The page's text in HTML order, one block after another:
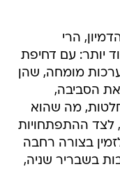
הרי
יותר: עם דחיפת
מומחה, שהן
הסביבה,
מה שהוא
לצד ההתפתחויות
בצורה רחבה
בשבריר שניה,